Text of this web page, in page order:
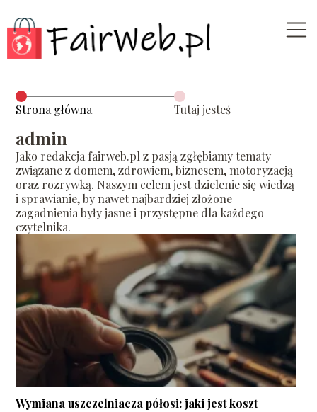
Strona główna Tutaj jesteś
admin
Jako redakcja fairweb.pl z pasją zgłębiamy tematy
związane z domem, zdrowiem, biznesem, motoryzacją
oraz rozrywką. Naszym celem jest dzielenie się wiedzą
i sprawianie, by nawet najbardziej złożone
zagadnienia były jasne i przystępne dla każdego
czytelnika.
Wymiana uszczelniacza półosi: jaki jest koszt